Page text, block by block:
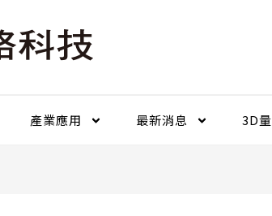
產業應用 最新消息 3D